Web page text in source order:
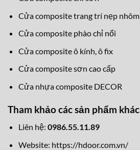
Cửa composite trang trí nẹp nhôm
Cửa composite phào chỉ nổi
Cửa composite ô kính, ô fix
Cửa composite sơn cao cấp
Cửa nhựa composite DECOR
Tham khảo các sản phẩm khác
Liên hệ: 0986.55.11.89
Website: https://hdoor.com.vn/